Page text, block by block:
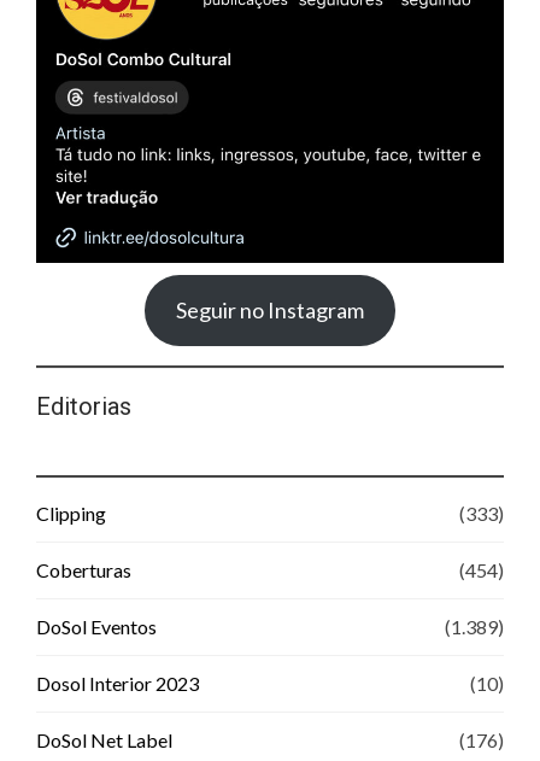
Seguir no Instagram
Editorias
Clipping (333)
Coberturas (454)
DoSol Eventos (1.389)
Dosol Interior 2023 (10)
DoSol Net Label (176)